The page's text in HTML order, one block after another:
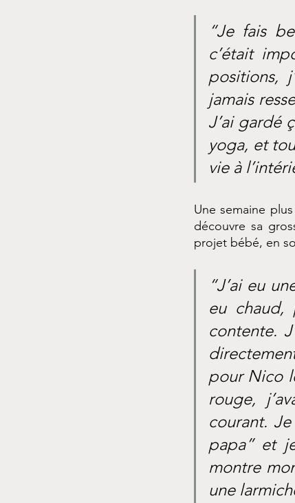
“Je fais
c’était
positions,
jamais
J’ai gardé
yoga, et
vie à
Une semaine
découvre sa
projet bébé, en
“J’ai eu
eu chaud,
contente.
pour Nico
rouge,
courant.
papa” et
montre
une